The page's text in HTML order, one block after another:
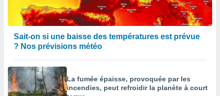
Sait-on si une baisse des températures est prévue
? Nos prévisions météo
La fumée épaisse, provoquée par les
incendies, peut refroidir la planète à court